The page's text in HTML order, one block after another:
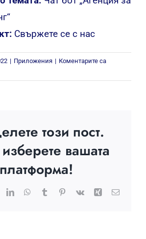
Свържете се с нас
| Приложения | Коментарите са
този пост.
вашата
платформа!
LinkedInWhatsApp
TumblrPinterest
Vk Xing